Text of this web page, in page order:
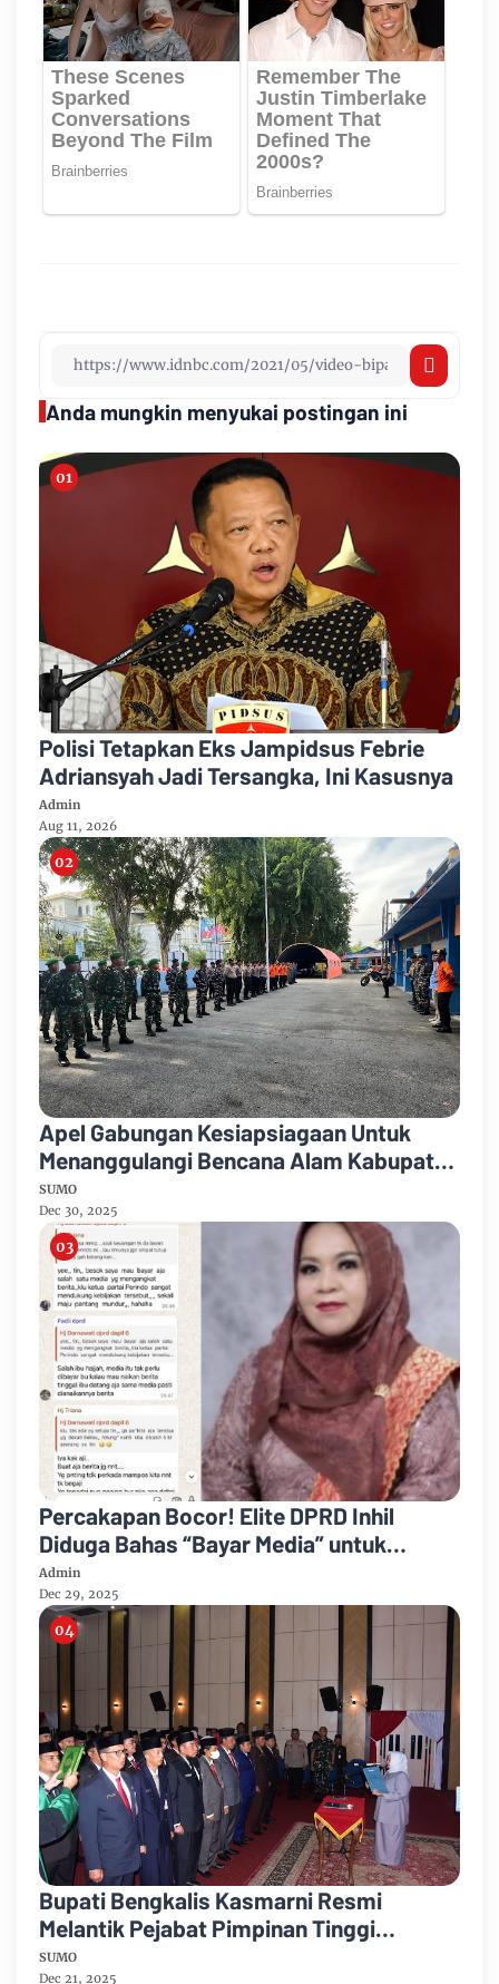
Anda mungkin menyukai postingan ini
Polisi Tetapkan Eks Jampidsus Febrie
Adriansyah Jadi Tersangka, Ini Kasusnya
Admin
Aug 11, 2026
Apel Gabungan Kesiapsiagaan Untuk
Menanggulangi Bencana Alam Kabupaten
Bengkalis
SUMO
Dec 30, 2025
Percakapan Bocor! Elite DPRD Inhil
Diduga Bahas “Bayar Media” untuk
Dukung Kebijakan
Admin
Dec 29, 2025
Bupati Bengkalis Kasmarni Resmi
Melantik Pejabat Pimpinan Tinggi
Pratama
SUMO
Dec 21, 2025